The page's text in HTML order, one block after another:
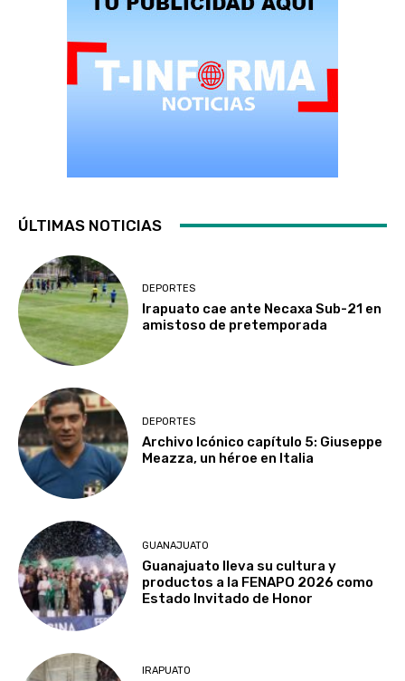
ÚLTIMAS NOTICIAS
DEPORTES
Irapuato cae ante Necaxa Sub-21 en
amistoso de pretemporada
DEPORTES
Archivo Icónico capítulo 5: Giuseppe
Meazza, un héroe en Italia
GUANAJUATO
Guanajuato lleva su cultura y
productos a la FENAPO 2026 como
Estado Invitado de Honor
IRAPUATO